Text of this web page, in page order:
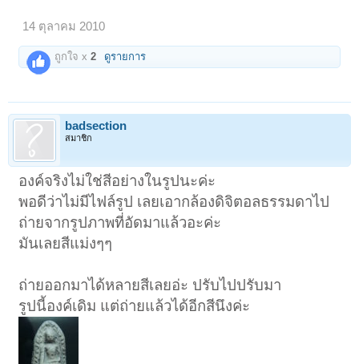
14 ตุลาคม 2010
ถูกใจ x2 ดูรายการ
badsection
สมาชิก
องค์จริงไม่ใช่สีอย่างในรูปนะค่ะ
พอดีว่าไม่มีไฟล์รูป เลยเอากล้องดิจิตอลธรรมดาไป
ถ่ายจากรูปภาพที่อัดมาแล้วอะค่ะ
มันเลยสีแม่งๆๆ
ถ่ายออกมาได้หลายสีเลยอ่ะ ปรับไปปรับมา
รูปนี้องค์เดิม แต่ถ่ายแล้วได้อีกสีนึงค่ะ